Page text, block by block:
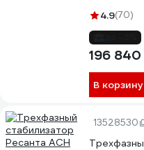
4.9(70)
196 840
В корзину
13528530